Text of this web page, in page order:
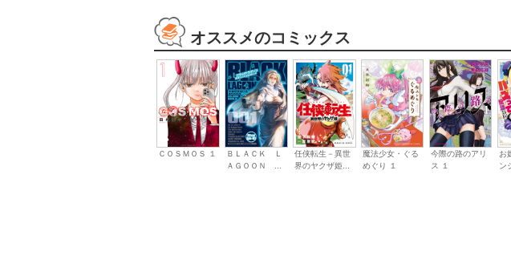
オススメのコミックス
ＣＯＳＭＯＳ １
ＢＬＡＣＫ Ｌ
ＡＧＯＯＮ ...
任侠転生－異世
界のヤクザ姫...
魔法少女・ぐる
めぐり １
今際の路のアリ
ス １
お
ン